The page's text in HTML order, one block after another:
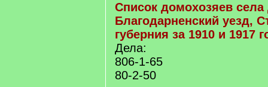
Список домохозяев села
Благодарненский уезд,
губерния за 1910 и 1917
Дела:
806-1-65
80-2-50